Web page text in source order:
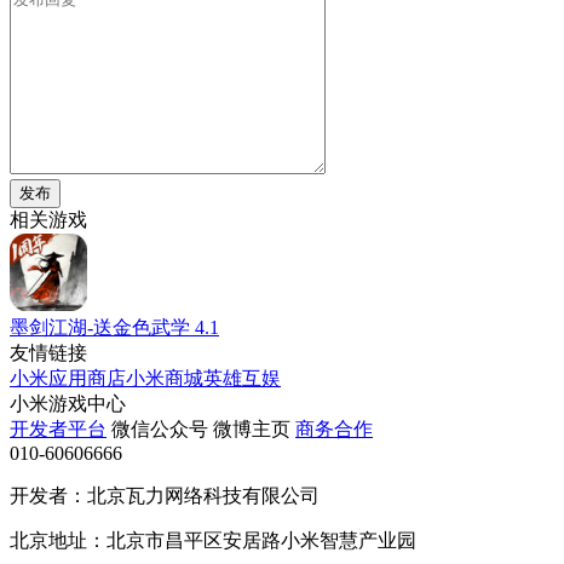
发布
相关游戏
墨剑江湖-送金色武学 4.1
友情链接
小米应用商店小米商城英雄互娱
小米游戏中心
开发者平台 微信公众号 微博主页 商务合作
010-60606666
开发者：北京瓦力网络科技有限公司
北京地址：北京市昌平区安居路小米智慧产业园